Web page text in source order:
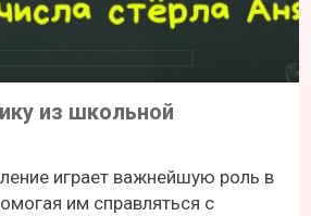
из школьной
играет важнейшую роль в
им справляться с